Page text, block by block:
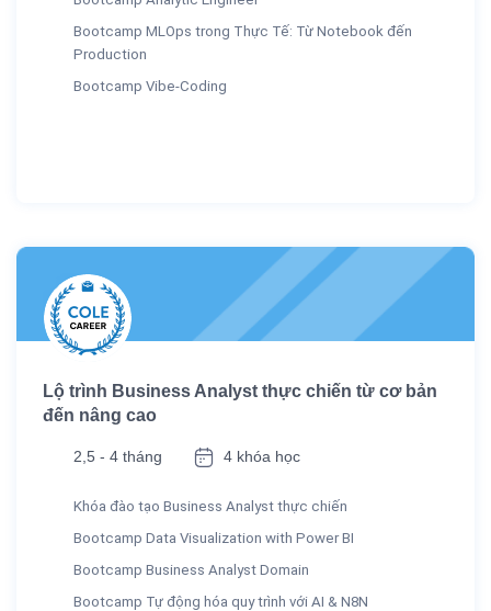
Bootcamp MLOps trong Thực Tế: Từ Notebook đến
Production
Bootcamp Vibe-Coding
Lộ trình Business Analyst thực chiến từ cơ bản
đến nâng cao
2,5 - 4 tháng 4 khóa học
Khóa đào tạo Business Analyst thực chiến
Bootcamp Data Visualization with Power BI
Bootcamp Business Analyst Domain
Bootcamp Tự động hóa quy trình với AI & N8N